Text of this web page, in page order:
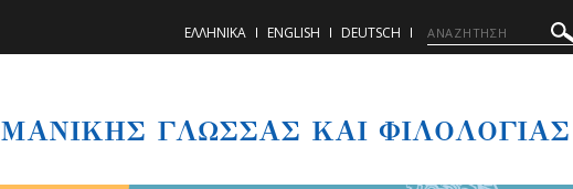
ΕΛΛΗΝΙΚΑ ENGLISH DEUTSCH
ΓΛΩΣΣΑΣ ΚΑΙ ΦΙΛΟΛΟΓΙΑΣ